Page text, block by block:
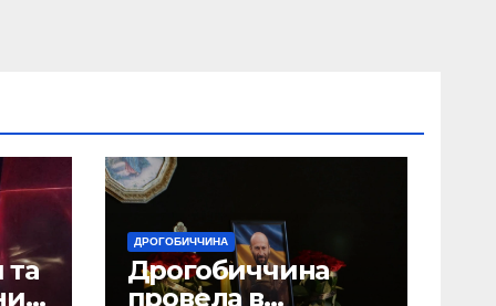
ДРОГОБИЧЧИНА
Дрогобиччина
провела в